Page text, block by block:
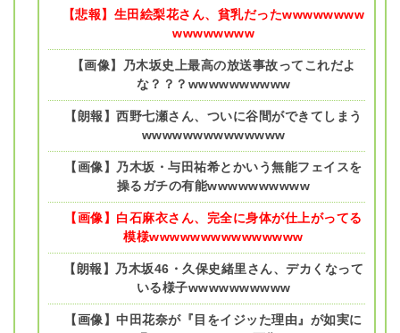
【悲報】生田絵梨花さん、貧乳だったwwwwwwww
wwwwwwww
【画像】乃木坂史上最高の放送事故ってこれだよ
な？？？wwwwwwwwww
【朗報】西野七瀬さん、ついに谷間ができてしまう
wwwwwwwwwwwwww
【画像】乃木坂・与田祐希とかいう無能フェイスを
操るガチの有能wwwwwwwwww
【画像】白石麻衣さん、完全に身体が仕上がってる
模様wwwwwwwwwwwwwww
【朗報】乃木坂46・久保史緒里さん、デカくなって
いる様子wwwwwwwwww
【画像】中田花奈が『目をイジッた理由』が如実に